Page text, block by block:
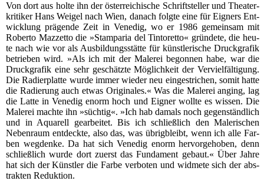
Von dort aus hol­te ihn der öster­rei­chi­sche Schrift­stel­ler und Thea­ter­
kri­ti­ker Hans Weigel nach Wien, danach folg­te eine für Eig­ners Ent­
wick­lung prä­gen­de Zeit in Vene­dig, wo er 1986 gemein­sam mit
Rober­to Maz­zet­to die »Stam­pa­ria del Tin­to­ret­to« grün­de­te, die heu­
te nach wie vor als Aus­bil­dungs­stät­te für künst­le­ri­sche Druck­gra­fik
betrie­ben wird. »Als ich mit der Male­rei begon­nen habe, war die
Druck­gra­fik eine sehr geschätz­te Mög­lich­keit der Ver­viel­fäl­ti­gung.
Die Radier­plat­te wur­de immer wie­der neu ein­ge­stri­chen, somit hat­te
die Radie­rung auch etwas Ori­gi­na­les.« Was die Male­rei anging, lag
die Lat­te in Vene­dig enorm hoch und Eig­ner woll­te es wis­sen. Die
Male­rei mach­te ihn »süch­tig«. »Ich hab damals noch gegen­ständ­lich
und in Aqua­rell gear­bei­tet. Bis ich schließ­lich den Male­ri­schen
Neben­raum ent­deck­te, also das, was übrig­bleibt, wenn ich alle Far­
ben weg­den­ke. Da hat sich Vene­dig enorm her­vor­ge­ho­ben, denn
schließ­lich wur­de dort zuerst das Fun­da­ment gebaut.« Über Jah­re
hat sich der Künst­ler die Far­be ver­bo­ten und wid­me­te sich der abs­
trak­ten Reduktion.